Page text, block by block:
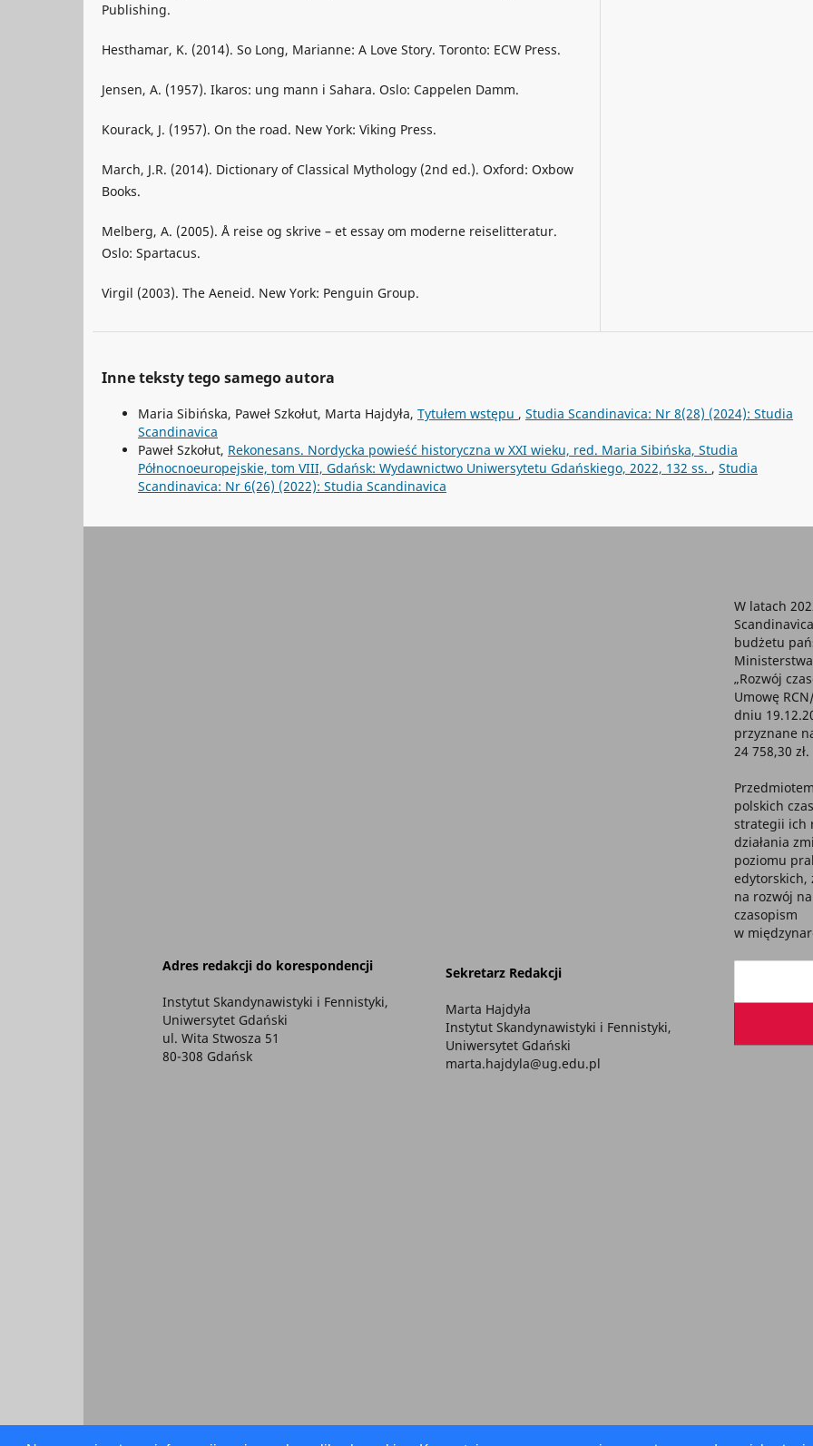
Publishing.
Hesthamar, K. (2014). So Long, Marianne: A Love Story. Toronto: ECW Press.
Jensen, A. (1957). Ikaros: ung mann i Sahara. Oslo: Cappelen Damm.
Kourack, J. (1957). On the road. New York: Viking Press.
March, J.R. (2014). Dictionary of Classical Mythology (2nd ed.). Oxford: Oxbow
Books.
Melberg, A. (2005). Å reise og skrive – et essay om moderne reiselitteratur.
Oslo: Spartacus.
Virgil (2003). The Aeneid. New York: Penguin Group.
Inne teksty tego samego autora
Maria Sibińska, Paweł Szkołut, Marta Hajdyła, Tytułem wstępu , Studia Scandinavica: Nr 8(28) (2024): Studia
Scandinavica
Paweł Szkołut, Rekonesans. Nordycka powieść historyczna w XXI wieku, red. Maria Sibińska, Studia
Północnoeuropejskie, tom VIII, Gdańsk: Wydawnictwo Uniwersytetu Gdańskiego, 2022, 132 ss. , Studia
Scandinavica: Nr 6(26) (2022): Studia Scandinavica
W latach
budżetu
„Rozwój
Umowę
dniu
przyznane
24 758,30 zł.
polskich
strategii ich
działania
poziomu
edytorskich,
na rozwój
czasopism
w
Adres redakcji do korespondencji
Instytut Skandynawistyki i Fennistyki,
Uniwersytet Gdański
ul. Wita Stwosza 51
80-308 Gdańsk
Sekretarz Redakcji
Marta Hajdyła
Instytut Skandynawistyki i Fennistyki,
Uniwersytet Gdański
marta.hajdyla@ug.edu.pl